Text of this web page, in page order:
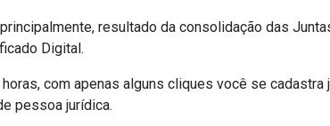
resultado da consolidação das
Digital.
com apenas alguns cliques você se
pessoa jurídica.